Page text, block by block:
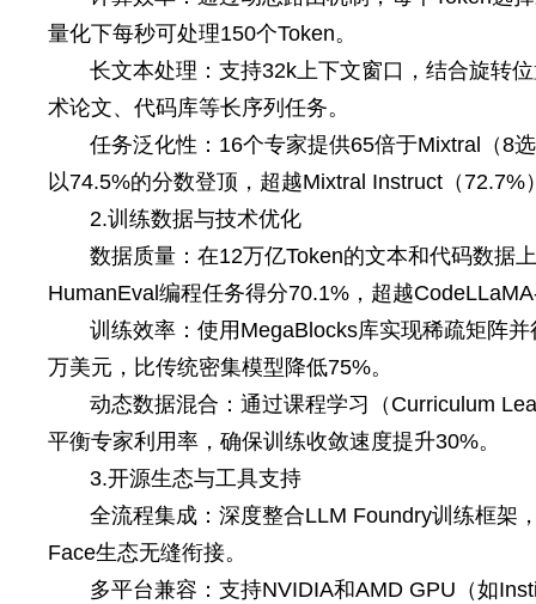
量化下每秒可处理150个Token。
长文本处理：支持32k上下文窗口，结合旋转
术论文、代码库等长序列任务。
任务泛化性：16个专家提供65倍于Mixtral（8
以74.5%的分数登顶，超越Mixtral Instruct（
2.训练数据与技术优化
数据质量：在12万亿Token的文本和代码数据
HumanEval编程任务得分70.1%，超越
训练效率：使用MegaBlocks库实现稀疏矩阵
万美元，比传统密集模型降低75%。
动态数据混合：通过课程学习（Curriculum
平衡专家利用率，确保训练收敛速度提升30%。
3.开源生态与工具支持
全流程集成：深度整合LLM Foundry训练框架
Face生态无缝衔接。
多平台兼容：支持NVIDIA和AMD GPU（如